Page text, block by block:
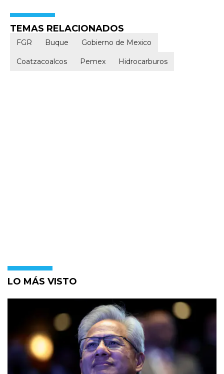
LO MÁS VISTO
TEMAS RELACIONADOS
FGR Buque Gobierno de Mexico
Coatzacoalcos Pemex Hidrocarburos